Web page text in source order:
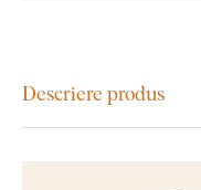
Descriere produs